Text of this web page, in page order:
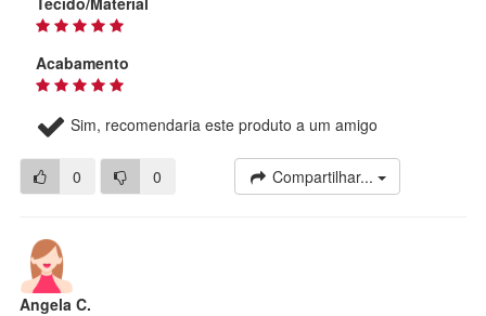
Acabamento
Sim, recomendaria este produto a um amigo
0 0 Compartilhar...
Angela C.